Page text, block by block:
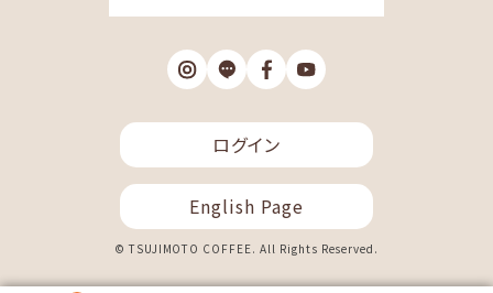
ログイン
English Page
© TSUJIMOTO COFFEE. All Rights Reserved.